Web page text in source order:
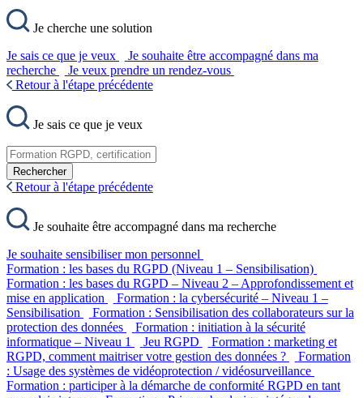
Je cherche une solution
Je sais ce que je veux
Je souhaite être accompagné dans ma
recherche
Je veux prendre un rendez-vous
Retour à l'étape précédente
Je sais ce que je veux
Rechercher
Retour à l'étape précédente
Je souhaite être accompagné dans ma recherche
Je souhaite sensibiliser mon personnel
Formation : les bases du RGPD (Niveau 1 – Sensibilisation)
Formation : les bases du RGPD – Niveau 2 – Approfondissement et
mise en application
Formation : la cybersécurité – Niveau 1 –
Sensibilisation
Formation : Sensibilisation des collaborateurs sur la
protection des données
Formation : initiation à la sécurité
informatique – Niveau 1
Jeu RGPD
Formation : marketing et
RGPD, comment maitriser votre gestion des données ?
Formation
: Usage des systèmes de vidéoprotection / vidéosurveillance
Formation : participer à la démarche de conformité RGPD en tant